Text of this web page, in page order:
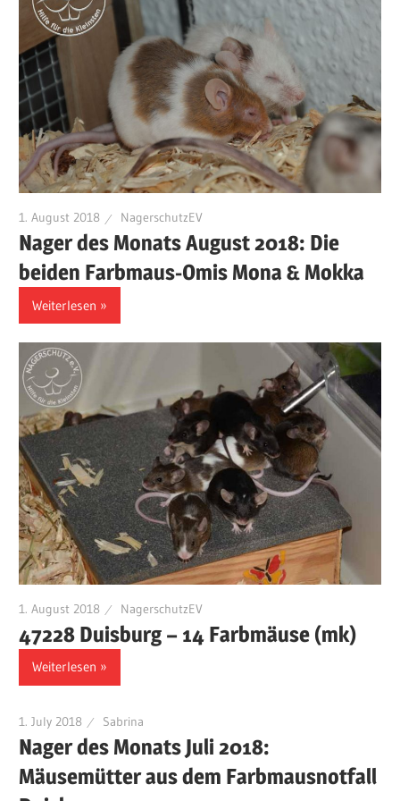
1. August 2018 NagerschutzEV
Nager des Monats August 2018: Die
beiden Farbmaus-Omis Mona & Mokka
Weiterlesen
1. August 2018 NagerschutzEV
47228 Duisburg – 14 Farbmäuse (mk)
Weiterlesen
1. July 2018 Sabrina
Nager des Monats Juli 2018:
Mäusemütter aus dem Farbmausnotfall